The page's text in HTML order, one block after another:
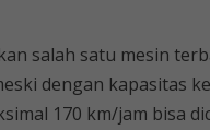
salah satu mesin
dengan kapasitas
170 km/jam bisa